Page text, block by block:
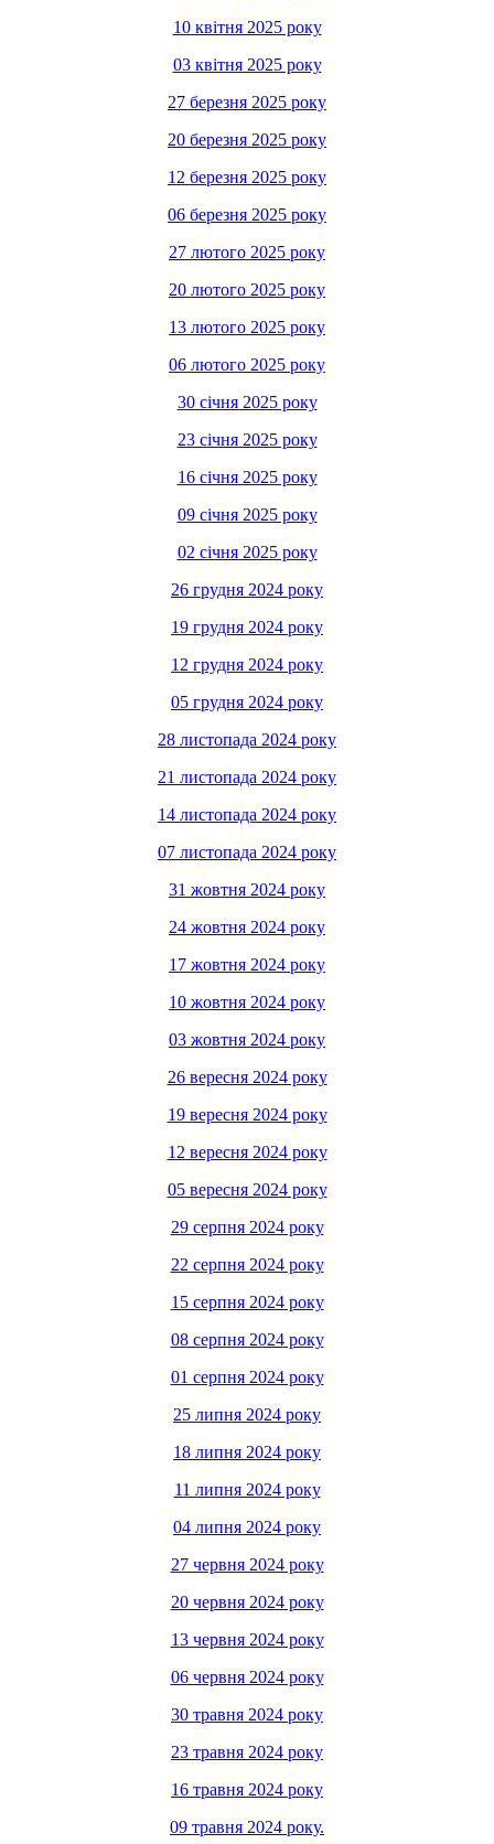
10 квітня 2025 року
03 квітня 2025 року
27 березня 2025 року
20 березня 2025 року
12 березня 2025 року
06 березня 2025 року
27 лютого 2025 року
20 лютого 2025 року
13 лютого 2025 року
06 лютого 2025 року
30 січня 2025 року
23 січня 2025 року
16 січня 2025 року
09 січня 2025 року
02 січня 2025 року
26 грудня 2024 року
19 грудня 2024 року
12 грудня 2024 року
05 грудня 2024 року
28 листопада 2024 року
21 листопада 2024 року
14 листопада 2024 року
07 листопада 2024 року
31 жовтня 2024 року
24 жовтня 2024 року
17 жовтня 2024 року
10 жовтня 2024 року
03 жовтня 2024 року
26 вересня 2024 року
19 вересня 2024 року
12 вересня 2024 року
05 вересня 2024 року
29 серпня 2024 року
22 серпня 2024 року
15 серпня 2024 року
08 серпня 2024 року
01 серпня 2024 року
25 липня 2024 року
18 липня 2024 року
11 липня 2024 року
04 липня 2024 року
27 червня 2024 року
20 червня 2024 року
13 червня 2024 року
06 червня 2024 року
30 травня 2024 року
23 травня 2024 року
16 травня 2024 року
09 травня 2024 року.